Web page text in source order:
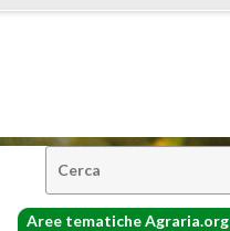
Aree tematiche Agraria.org